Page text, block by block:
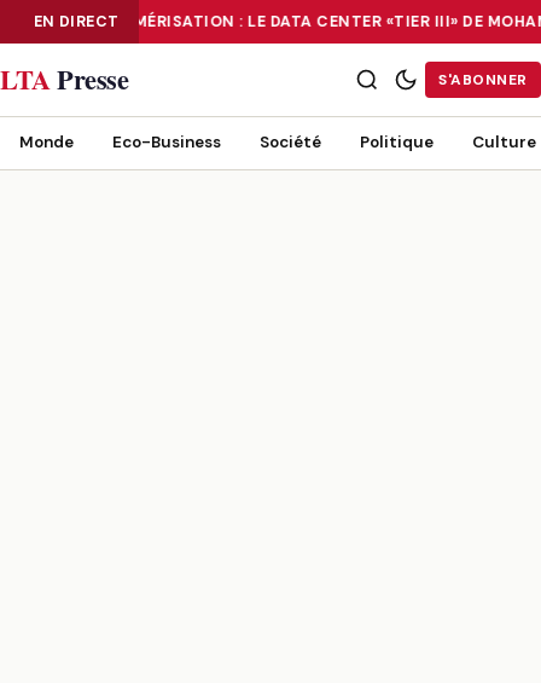
EN DIRECTNUMÉRISATION : LE DATA CENTER «TIER III» DE
NUMÉRISATION : LE DATA CENTER «TIER III» DE MOHAMMADIA, UN
LTAPresse S'ABONNER
Monde Eco-Business Société Politique Culture